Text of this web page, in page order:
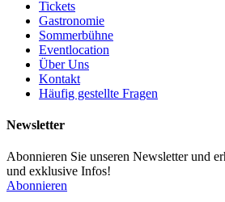
Tickets
Gastronomie
Sommerbühne
Eventlocation
Über Uns
Kontakt
Häufig gestellte Fragen
Newsletter
Abonnieren Sie unseren Newsletter und
und exklusive Infos!
Abonnieren